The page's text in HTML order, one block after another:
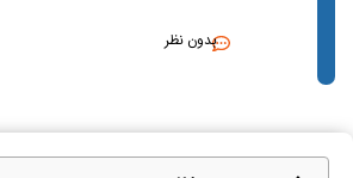
بدون نظر